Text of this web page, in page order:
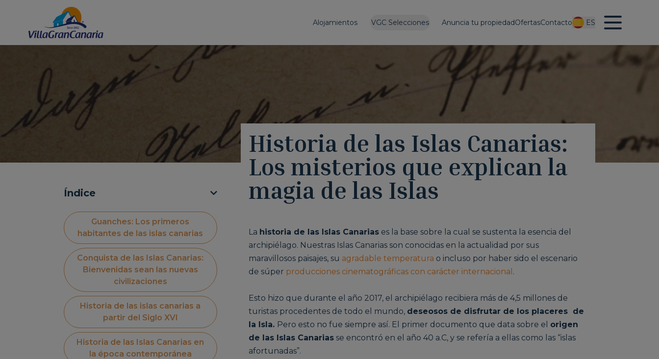
VGC Selecciones Anuncia tu propiedadOfertasContacto
Alojamientos ES
Índice
Guanches: Los primeros
habitantes de las islas canarias
Conquista de las Islas Canarias:
Bienvenidas sean las nuevas
civilizaciones
Historia de las islas canarias a
partir del Siglo XVI
Historia de las Islas Canarias en
la época contemporánea
Historia de las Islas Canarias:
Los misterios que explican la
magia de las Islas
La historia de las Islas Canarias es la base sobre la cual se sustenta la esencia del
archipiélago. Nuestras Islas Canarias son conocidas en la actualidad por sus
maravillosos paisajes, su agradable temperatura o incluso por haber sido el escenario
de súper producciones cinematográficas con carácter internacional .
Esto hizo que durante el año 2017, el archipiélago recibiera más de 4,5 millones de
turistas procedentes de todo el mundo, deseosos de disfrutar de los placeres de
la Isla. Pero esto no fue siempre así. El primer documento que data sobre el origen
de las Islas Canarias se encontró en el año 40 a.C, y se refería a ellas como las “islas
afortunadas”.